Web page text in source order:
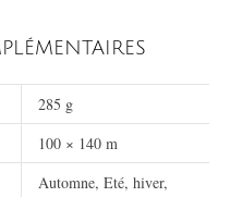
285 g
100 × 140 m
Automne, Eté, hiver,